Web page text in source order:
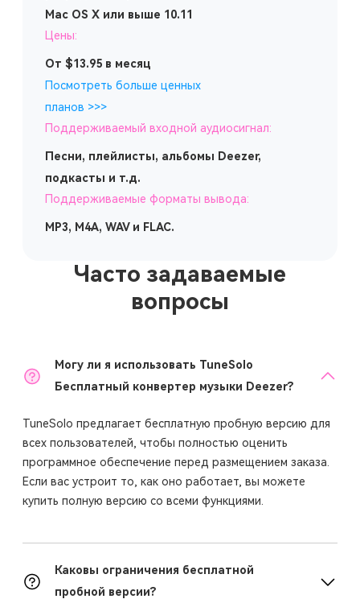
Mac OS X или выше 10.11
Цены:
От $13.95 в месяц
Посмотреть больше ценных
планов >>>
Поддерживаемый входной аудиосигнал:
Песни, плейлисты, альбомы Deezer,
подкасты и т.д.
Поддерживаемые форматы вывода:
MP3, M4A, WAV и FLAC.
Часто задаваемые
вопросы
Могу ли я использовать TuneSolo
Бесплатный конвертер музыки Deezer?
TuneSolo предлагает бесплатную пробную версию для
всех пользователей, чтобы полностью оценить
программное обеспечение перед размещением заказа.
Если вас устроит то, как оно работает, вы можете
купить полную версию со всеми функциями.
Каковы ограничения бесплатной
пробной версии?